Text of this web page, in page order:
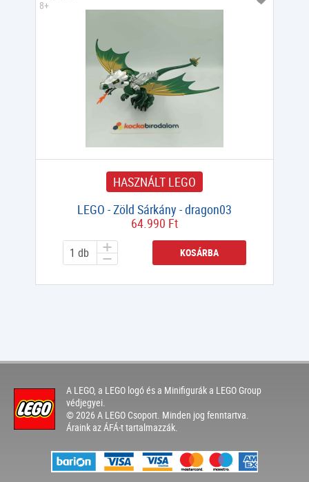
HASZNÁLT LEGO
LEGO - Zöld Sárkány - dragon03
64.990 Ft
KOSÁRBA
8+
A LEGO, a LEGO logó és a Minifigurák a LEGO Group
védjegyei.
© 2026 A LEGO Csoport. Minden jog fenntartva.
Áraink az ÁFÁ-t tartalmazzák.